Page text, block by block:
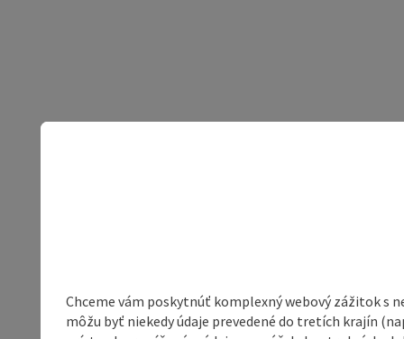
Chceme vám poskytnúť komplexný webový zážitok s
môžu byť niekedy údaje prevedené do tretích krajín